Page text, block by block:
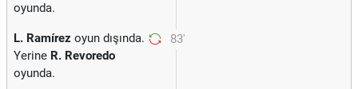
oyunda.
83'
L. Ramírez oyun dışında.
Yerine R. Revoredo
oyunda.